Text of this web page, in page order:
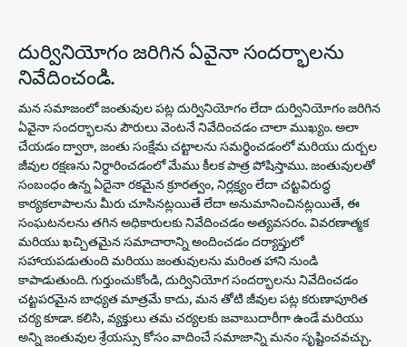
దుర్వినియోగం జరిగిన ఏవైనా సందర్భాలను
నివేదించండి.
మన సమాజంలో జంతువుల పట్ల దుర్వినియోగం లేదా దుర్వినియోగం జరిగిన
ఏవైనా సందర్భాలను పౌరులు వెంటనే నివేదించడం చాలా ముఖ్యం. అలా
చేయడం ద్వారా, జంతు సంక్షేమ చట్టాలను సమర్థించడంలో మరియు దుర్బల
జీవుల రక్షణను నిర్ధారించడంలో మేము కీలక పాత్ర పోషిస్తాము. జంతువులతో
సంబంధం ఉన్న ఏదైనా రకమైన క్రూరత్వం, నిర్లక్ష్యం లేదా చట్టవిరుద్ధ
కార్యకలాపాలను మీరు చూసినట్లయితే లేదా అనుమానించినట్లయితే, ఈ
సంఘటనలను తగిన అధికారులకు నివేదించడం అత్యవసరం. వివరణాత్మక
మరియు ఖచ్చితమైన సమాచారాన్ని అందించడం దర్యాప్తులో
సహాయపడుతుంది మరియు జంతువులను మరింత హాని నుండి
కాపాడుతుంది. గుర్తుంచుకోండి, దుర్వినియోగ సందర్భాలను నివేదించడం
చట్టపరమైన బాధ్యత మాత్రమే కాదు, మన తోటి జీవుల పట్ల కరుణాపూరిత
చర్య కూడా. కలిసి, వ్యక్తులు తమ చర్యలకు జవాబుదారీగా ఉండే మరియు
అన్ని జంతువుల శ్రేయస్సు కోసం వాదించే సమాజాన్ని మనం సృష్టించవచ్చు.